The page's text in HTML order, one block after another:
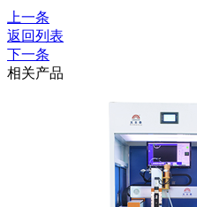
上一条
返回列表
下一条
相关产品